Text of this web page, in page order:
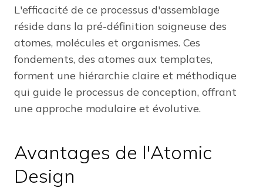
L'efficacité de ce processus d'assemblage
réside dans la pré-définition soigneuse des
atomes, molécules et organismes. Ces
fondements, des atomes aux templates,
forment une hiérarchie claire et méthodique
qui guide le processus de conception, offrant
une approche modulaire et évolutive.
Avantages de l'Atomic
Design